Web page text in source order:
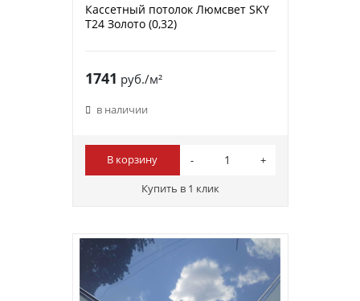
Кассетный потолок Люмсвет SKY
Т24 Золото (0,32)
1741 руб./м²
в наличии
В корзину
Купить в 1 клик